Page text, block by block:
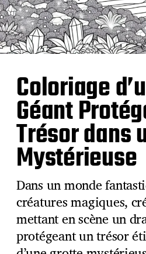
Coloriage
Géant
Trésor dans
Mystérieuse
Dans un monde
créatures magiques,
mettant en scène un
protégeant un trésor